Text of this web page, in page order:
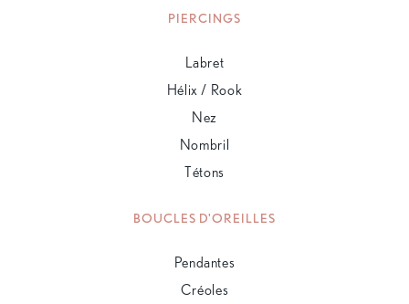
PIERCINGS
Labret
Hélix / Rook
Nez
Nombril
Tétons
BOUCLES D'OREILLES
Pendantes
Créoles